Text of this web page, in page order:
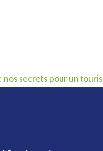
nos secrets pour un